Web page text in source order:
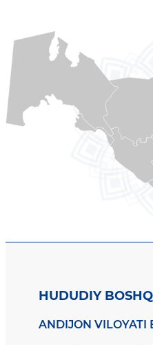
HUDUDIY
ANDIJON VILOYATI